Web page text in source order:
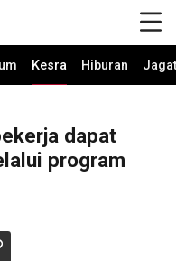
Kesra Hiburan Jagat
dapat
program